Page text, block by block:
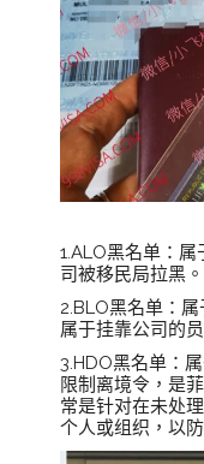
1.ALO黑名单：
司被移民局拉黑。
2.BLO黑名单：
属于挂靠公司的员
3.HDO黑名单：
限制离境令，是
常是针对在未处
个人或组织，以